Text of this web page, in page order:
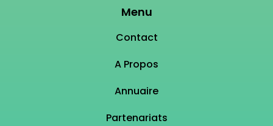
Menu
Contact
A Propos
Annuaire
Partenariats